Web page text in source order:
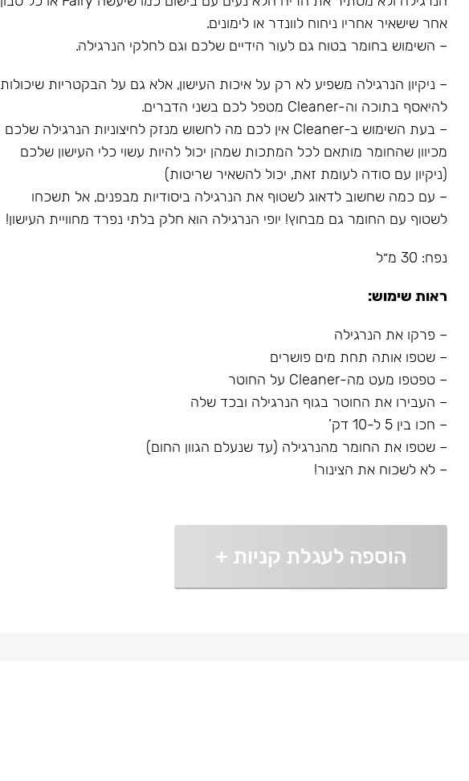
אחר שישאיר אחריו ניחוח לוונדר או לימונים.
– השימוש בחומר בטוח גם לעור הידיים שלכם וגם לחלקי הנרגילה.
– ניקיון הנרגילה משפיע לא רק על איכות העישון, אלא גם על הבקטריות שיכולות
להיאסף בתוכה וה-Cleaner מטפל לכם בשני הדברים.
– בעת השימוש ב-Cleaner אין לכם מה לחשוש מנזק לחיצוניות הנרגילה שלכם
מכיוון שהחומר מותאם לכל המתכות שמהן יכול להיות עשוי כלי העישון שלכם
(ניקיון עם סודה לעומת זאת, יכול להשאיר שריטות)
– עם כמה שחשוב לדאוג לשטוף את הנרגילה ביסודיות מבפנים, אל תשכחו
לשטוף עם החומר גם מבחוץ! יופי הנרגילה הוא חלק בלתי נפרד מחוויית העישון!
נפח: 30 מ״ל
ראות שימוש:
– פרקו את הנרגילה
– שטפו אותה תחת מים פושרים
– טפטפו מעט מה-Cleaner על החוטר
– העבירו את החוטר בגוף הנרגילה ובכד שלה
– חכו בין 5 ל-10 דק’
– שטפו את החומר מהנרגילה (עד שנעלם הגוון החום)
– לא לשכוח את הצינור!
הוספה לעגלת קניות +